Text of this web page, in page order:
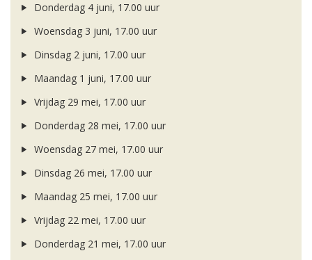
Donderdag 4 juni, 17.00 uur
Woensdag 3 juni, 17.00 uur
Dinsdag 2 juni, 17.00 uur
Maandag 1 juni, 17.00 uur
Vrijdag 29 mei, 17.00 uur
Donderdag 28 mei, 17.00 uur
Woensdag 27 mei, 17.00 uur
Dinsdag 26 mei, 17.00 uur
Maandag 25 mei, 17.00 uur
Vrijdag 22 mei, 17.00 uur
Donderdag 21 mei, 17.00 uur